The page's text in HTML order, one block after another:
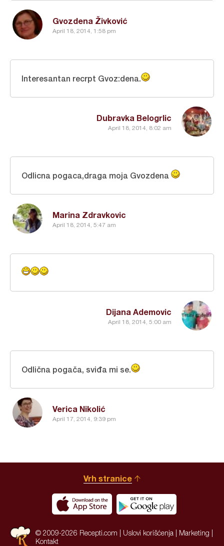
Gvozdena Živković
April 18, 2014, 1:58 pm
Dubravka Belogrlic
April 18, 2014, 8:02 am
Interesantan recrpt Gvoz:dena.
Marina Zdravkovic
April 18, 2014, 5:47 am
Odlicna pogaca,draga moja Gvozdena
Dijana Ademovic
April 18, 2014, 5:00 am
Verica Nikolić
April 17, 2014, 9:39 pm
Odlična pogača, sviđa mi se.
Vrh stranice
© 2009-2026 Recepti.com | Uslovi korišćenja Marketing
Kontakt